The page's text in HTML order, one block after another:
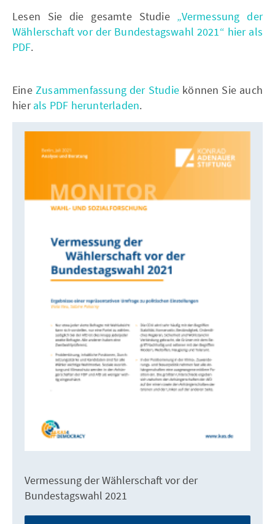
Lesen Sie die gesamte Studie „Vermessung der
Wählerschaft vor der Bundestagswahl 2021“ hier als
PDF.
Eine Zusammenfassung der Studie können Sie auch
hierals PDF herunterladen.
Vermessung der Wählerschaft vor der
Bundestagswahl 2021